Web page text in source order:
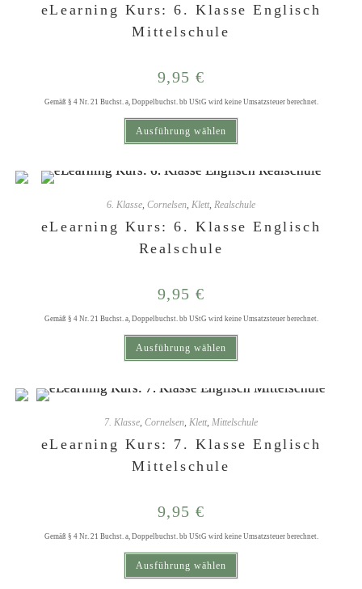
eLearning Kurs: 6. Klasse Englisch
Mittelschule
9,95 €
Gemäß § 4 Nr. 21 Buchst. a, Doppelbuchst. bb UStG wird keine Umsatzsteuer berechnet.
Ausführung wählen
Dieses Produkt weist mehrere Varianten auf. Die Optionen können auf der Produktseite gewählt werden
6. Klasse, Cornelsen, Klett, Realschule
eLearning Kurs: 6. Klasse Englisch
Realschule
9,95 €
Gemäß § 4 Nr. 21 Buchst. a, Doppelbuchst. bb UStG wird keine Umsatzsteuer berechnet.
Ausführung wählen
Dieses Produkt weist mehrere Varianten auf. Die Optionen können auf der Produktseite gewählt werden
7. Klasse Cornelsen Klett, Mittelschule
eLearning Kurs: 7. Klasse Englisch
Mittelschule
9,95 €
Gemäß § 4 Nr. 21 Buchst. a, Doppelbuchst. bb UStG wird keine Umsatzsteuer berechnet.
Ausführung wählen
Dieses Produkt weist mehrere Varianten auf. Die Optionen können auf der Produktseite gewählt werden